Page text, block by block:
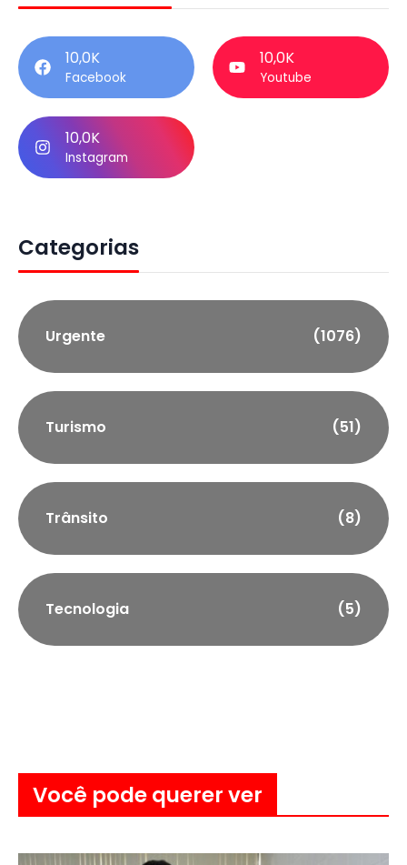
10,0K
Facebook
10,0K
Youtube
10,0K
Instagram
Categorias
Urgente (1076)
Turismo (51)
Trânsito (8)
Tecnologia (5)
Você pode querer ver